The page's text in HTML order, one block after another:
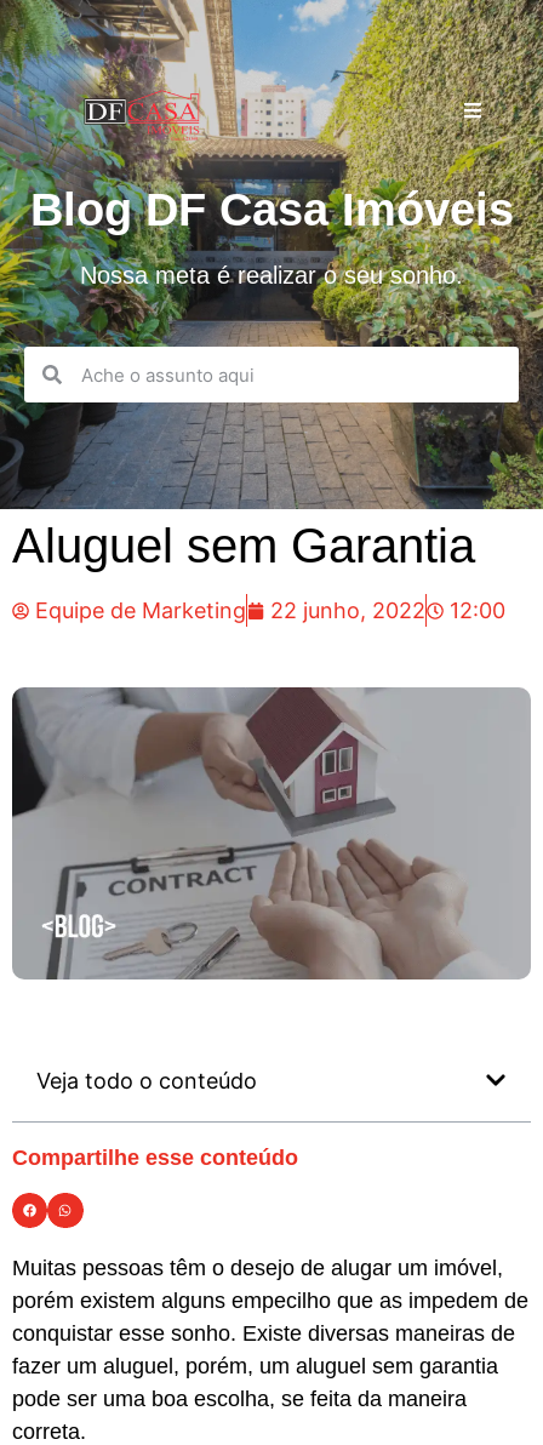
Blog DF Casa Imóveis
Nossa meta é realizar o seu sonho.
Aluguel sem Garantia
Equipe de Marketing 22 junho, 2022 12:00
Veja todo o conteúdo
Compartilhe esse conteúdo
Muitas pessoas têm o desejo de alugar um imóvel,
porém existem alguns empecilho que as impedem de
conquistar esse sonho. Existe diversas maneiras de
fazer um aluguel, porém, um aluguel sem garantia
pode ser uma boa escolha, se feita da maneira
correta.